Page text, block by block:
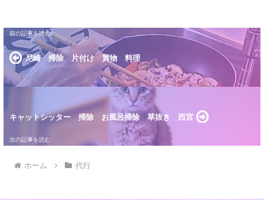
尼崎 掃除 片付け 買物 料理
キャットシッター 掃除 お風呂掃除 草抜き 西宮
ホーム 代行